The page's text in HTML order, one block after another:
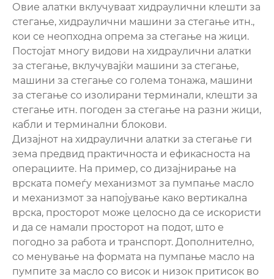
Овие алатки вклучуваат хидраулични клешти за
стегање, хидраулични машини за стегање итн.,
кои се неопходна опрема за стегање на жици.
Постојат многу видови на хидраулични алатки
за стегање, вклучувајќи машини за стегање,
машини за стегање со голема тонажа, машини
за стегање со изолирани терминали, клешти за
стегање итн. погоден за стегање на разни жици,
кабли и терминални блокови.
Дизајнот на хидраулични алатки за стегање ги
зема предвид практичноста и ефикасноста на
операциите. На пример, со дизајнирање на
врската помеѓу механизмот за пумпање масло
и механизмот за напојување како вертикална
врска, просторот може целосно да се искористи
и да се намали просторот на подот, што е
погодно за работа и транспорт. Дополнително,
со менување на формата на пумпање масло на
пумпите за масло со висок и низок притисок во